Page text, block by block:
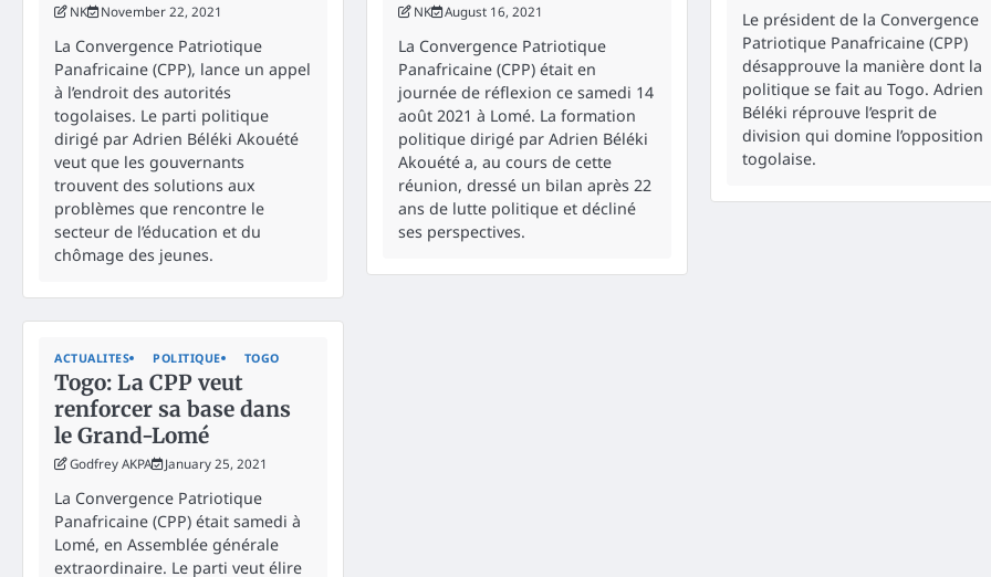
NK November 22, 2021
La Convergence Patriotique
Panafricaine (CPP), lance un appel
à l’endroit des autorités
togolaises. Le parti politique
dirigé par Adrien Béléki Akouété
veut que les gouvernants
trouvent des solutions aux
problèmes que rencontre le
secteur de l’éducation et du
chômage des jeunes.
NK August 16, 2021
La Convergence Patriotique
Panafricaine (CPP) était en
journée de réflexion ce samedi 14
août 2021 à Lomé. La formation
politique dirigé par Adrien Béléki
Akouété a, au cours de cette
réunion, dressé un bilan après 22
ans de lutte politique et décliné
ses perspectives.
Le président de la Convergence
Patriotique Panafricaine (CPP)
désapprouve la manière dont la
politique se fait au Togo. Adrien
Béléki réprouve l’esprit de
division qui domine l’opposition
togolaise.
ACTUALITES POLITIQUE TOGO
Togo: La CPP veut
renforcer sa base dans
le Grand-Lomé
Godfrey AKPA January 25, 2021
La Convergence Patriotique
Panafricaine (CPP) était samedi à
Lomé, en Assemblée générale
extraordinaire. Le parti veut élire